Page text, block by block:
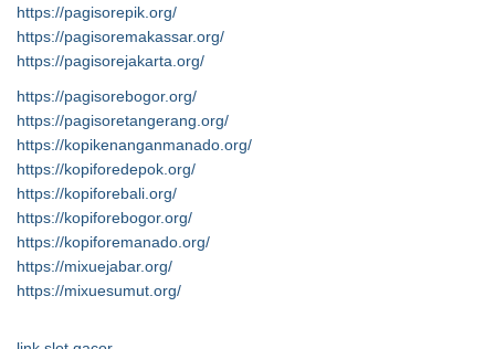
https://pagisorepik.org/
https://pagisoremakassar.org/
https://pagisorejakarta.org/
https://pagisorebogor.org/
https://pagisoretangerang.org/
https://kopikenanganmanado.org/
https://kopiforedepok.org/
https://kopiforebali.org/
https://kopiforebogor.org/
https://kopiforemanado.org/
https://mixuejabar.org/
https://mixuesumut.org/